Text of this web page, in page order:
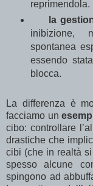
reprimendola.
la
inibizione,
spontanea
essendo
blocca.
La differenza è
facciamo un
cibo: controllare
drastiche che
cibi (che in realtà
spesso alcune
spingono ad